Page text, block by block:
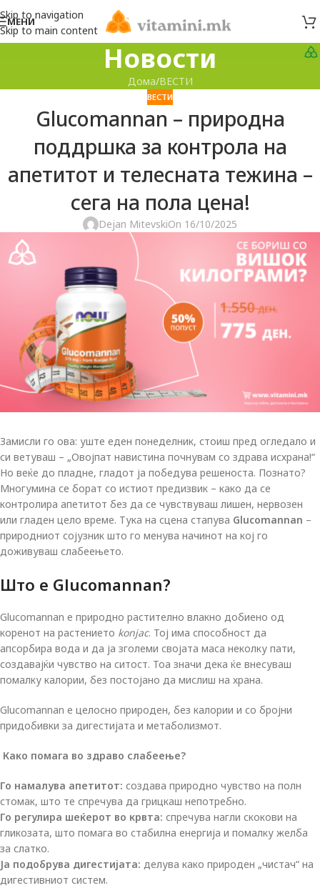
Skip to navigation
Skip to main content
МЕНИ
Новости
Дома ВЕСТИ
ВЕСТИ
Glucomannan – природна
поддршка за контрола на
апетитот и телесната тежина –
сега на пола цена!
Dejan MitevskiOn 16/10/2025
Замисли го ова: уште еден понеделник, стоиш пред огледало и
си ветуваш – „Овојпат навистина почнувам со здрава исхрана!“
Но веќе до пладне, гладот ја победува решеноста. Познато?
Многумина се борат со истиот предизвик – како да се
контролира апетитот без да се чувствуваш лишен, нервозен
или гладен цело време. Тука на сцена стапува Glucomannan –
природниот сојузник што го менува начинот на кој го
доживуваш слабеењето.
Што е Glucomannan?
Glucomannan е природно растително влакно добиено од
коренот на растението konjac. Тој има способност да
апсорбира вода и да ја зголеми својата маса неколку пати,
создавајќи чувство на ситост. Тоа значи дека ќе внесуваш
помалку калории, без постојано да мислиш на храна.
Glucomannan е целосно природен, без калории и со бројни
придобивки за дигестијата и метаболизмот.
Како помага во здраво слабеење?
Го намалува апетитот: создава природно чувство на полн
стомак, што те спречува да грицкаш непотребно.
Го регулира шеќерот во крвта: спречува нагли скокови на
гликозата, што помага во стабилна енергија и помалку желба
за слатко.
Ја подобрува дигестијата: делува како природен „чистач“ на
дигестивниот систем.